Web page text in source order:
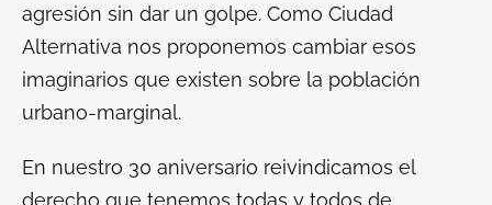
agresión sin dar un golpe. Como Ciudad
Alternativa nos proponemos cambiar esos
imaginarios que existen sobre la población
urbano-marginal.
En nuestro 30 aniversario reivindicamos el
derecho que tenemos todas y todos de